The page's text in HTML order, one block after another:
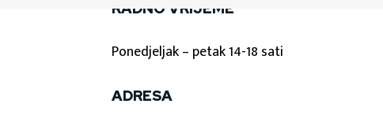
RADNO VRIJEME
Ponedjeljak – petak 14-18 sati
ADRESA